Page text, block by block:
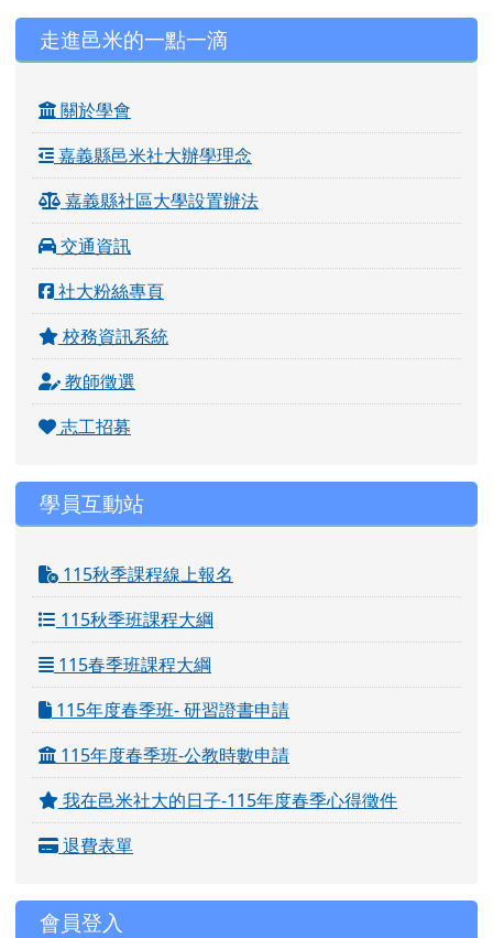
左邊區域內容
走進邑米的一點一滴
關於學會
嘉義縣邑米社大辦學理念
嘉義縣社區大學設置辦法
交通資訊
社大粉絲專頁
校務資訊系統
教師徵選
志工招募
學員互動站
115秋季課程線上報名
115秋季班課程大綱
115春季班課程大綱
115年度春季班- 研習證書申請
115年度春季班-公教時數申請
我在邑米社大的日子-115年度春季心得徵件
退費表單
會員登入